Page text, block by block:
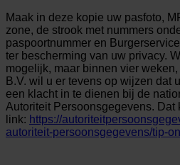
Maak in deze kopie uw pasfoto,
zone, de strook met nummers
paspoortnummer en
ter bescherming van uw privacy.
mogelijk, maar binnen vier
B.V. wil u er tevens op wijzen dat
een klacht in te dienen bij de
Autoriteit Persoonsgegevens. Dat
link: https://
autoriteit-persoonsgegevens/tip-